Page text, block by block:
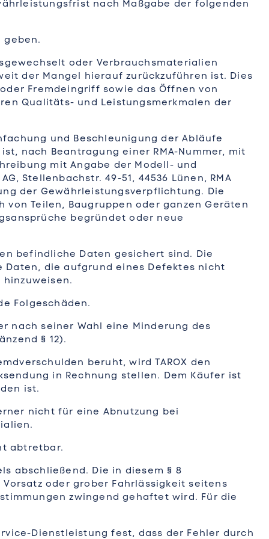
nach Maßgabe der folgenden
geben.
oder Verbrauchsmaterialien
der Mangel hierauf zurückzuführen ist. Dies
Fremdeingriff sowie das Öffnen von
Qualitäts- und Leistungsmerkmalen der
und Beschleunigung der Abläufe
nach Beantragung einer RMA-Nummer, mit
mit Angabe der Modell- und
Stellenbachstr. 49-51, 44536 Lünen, RMA
der Gewährleistungsverpflichtung. Die
Teilen, Baugruppen oder ganzen Geräten
begründet oder neue
befindliche Daten gesichert sind. Die
Daten, die aufgrund eines Defektes nicht
Folgeschäden.
nach seiner Wahl eine Minderung des
§ 12).
beruht, wird TAROX den
in Rechnung stellen. Dem Käufer ist
ist.
nicht für eine Abnutzung bei
abtretbar.
abschließend. Die in diesem § 8
oder grober Fahrlässigkeit seitens
zwingend gehaftet wird. Für die
Dienstleistung fest, dass der Fehler durch